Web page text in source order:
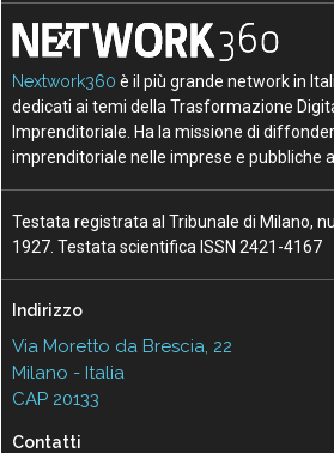
Nextwork360 è il più grande network in
dedicati ai temi della Trasformazione
Imprenditoriale. Ha la missione di
imprenditoriale nelle imprese e pubbliche
Testata registrata al Tribunale di Milano,
1927. Testata scientifica ISSN 2421-4167
Indirizzo
Via Moretto da Brescia, 22
Milano - Italia
CAP 20133
Contatti